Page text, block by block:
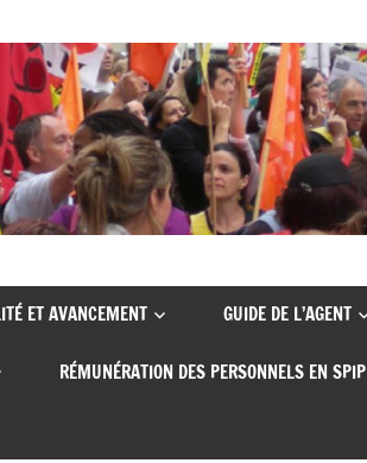
ET AVANCEMENT GUIDE DE L’AGENT
RÉMUNÉRATION DES PERSONNELS EN SPIP